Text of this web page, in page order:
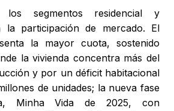
los segmentos residencial y
la participación de mercado. El
la mayor cuota, sostenido
la vivienda concentra más del
y por un déficit habitacional
de unidades; la nueva fase
Minha Vida de 2025, con